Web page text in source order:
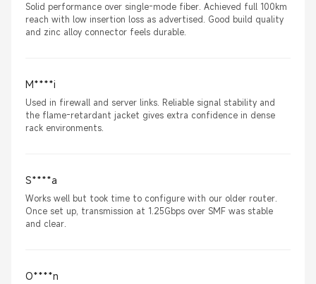
Solid performance over single-mode fiber. Achieved full 100km
reach with low insertion loss as advertised. Good build quality
and zinc alloy connector feels durable.
M****i
Used in firewall and server links. Reliable signal stability and
the flame-retardant jacket gives extra confidence in dense
rack environments.
S****a
Works well but took time to configure with our older router.
Once set up, transmission at 1.25Gbps over SMF was stable
and clear.
O****n